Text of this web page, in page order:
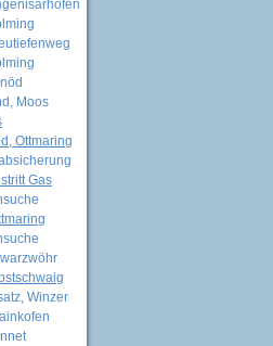
Moos
Ottmaring
Gas
Winzer